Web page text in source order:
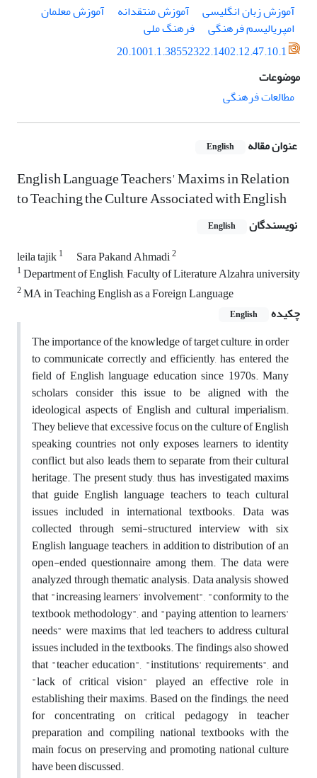
آموزش زبان انگلیسی
آموزش منتقدانه
آموزش معلمان
امپریالیسم فرهنگی
فرهنگ ملی
20.1001.1.38552322.1402.12.47.10.1
موضوعات
مطالعات فرهنگی
عنوان مقاله English
English Language Teachers' Maxims in Relation
to Teaching the Culture Associated with English
نویسندگان English
leila tajik1 Sara Pakand Ahmadi2
1Department of English, Faculty of Literature Alzahra university
2MA in Teaching English as a Foreign Language
چکیده
English
The importance of the knowledge of target culture, in order
to communicate correctly and efficiently, has entered the
field of English language education since 1970s. Many
scholars consider this issue to be aligned with the
ideological aspects of English and cultural imperialism.
They believe that excessive focus on the culture of English
speaking countries not only exposes learners to identity
conflict, but also leads them to separate from their cultural
heritage. The present study, thus, has investigated maxims
that guide English language teachers to teach cultural
issues included in international textbooks. Data was
collected through semi-structured interview with six
English language teachers, in addition to distribution of an
open-ended questionnaire among them. The data were
analyzed through thematic analysis. Data analysis showed
that "increasing learners' involvement", "conformity to the
textbook methodology", and "paying attention to learners'
needs" were maxims that led teachers to address cultural
issues included in the textbooks. The findings also showed
that "teacher education", "institutions' requirements", and
"lack of critical vision" played an effective role in
establishing their maxims. Based on the findings, the need
for concentrating on critical pedagogy in teacher
preparation and compiling national textbooks with the
main focus on preserving and promoting national culture
have been discussed.